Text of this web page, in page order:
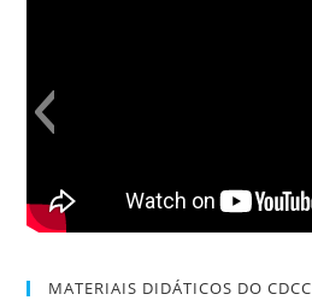
MATERIAIS DIDÁTICOS DO CDCC